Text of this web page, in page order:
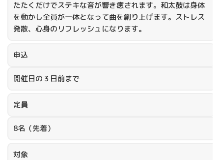
たたくだけでステキな音が響き癒されます。和太鼓は身体
を動かし全員が一体となって曲を創り上げます。ストレス
発散、心身のリフレッシュになります。
申込
開催日の３日前まで
定員
8名（先着）
対象